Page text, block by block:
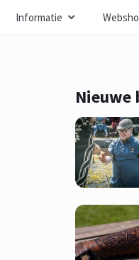
Informatie
Nieuwe